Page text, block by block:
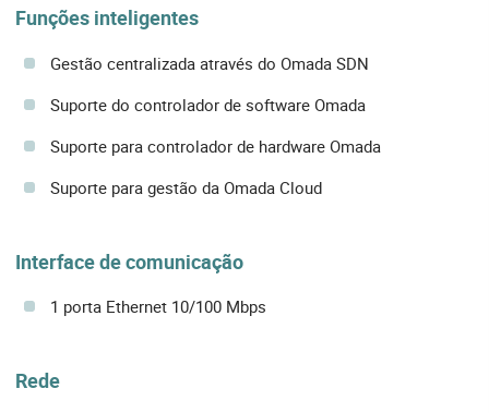
Funções inteligentes
Gestão centralizada através do Omada SDN
Suporte do controlador de software Omada
Suporte para controlador de hardware Omada
Suporte para gestão da Omada Cloud
Interface de comunicação
1 porta Ethernet 10/100 Mbps
Rede